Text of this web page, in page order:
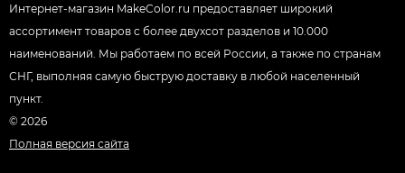
Интернет-магазин MakeColor.ru предоставляет широкий
ассортимент товаров c более двухсот разделов и 10.000
наименований. Мы работаем по всей России, а также по странам
СНГ, выполняя самую быструю доставку в любой населенный
пункт.
© 2026
Полная версия сайта